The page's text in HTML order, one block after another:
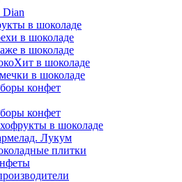
в шоколаде
в шоколаде
в шоколаде
в шоколаде
в шоколаде
конфет
конфет
в шоколаде
Лукум
плитки